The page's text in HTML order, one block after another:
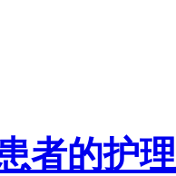
者的护理